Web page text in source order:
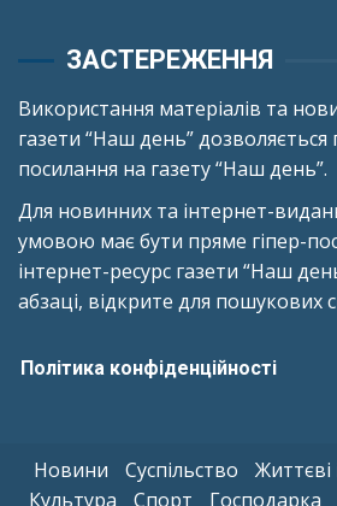
ЗАСТЕРЕЖЕННЯ
Використання матеріалів та
газети “Наш день” дозволяється
посилання на газету “Наш день”.
Для новинних та інтернет-
умовою має бути пряме гіпер-
інтернет-ресурс газети “Наш
абзаці, відкрите для пошукових
Політика конфіденційності
Новини Суспільство Життєві
Культура
Спорт Господарка